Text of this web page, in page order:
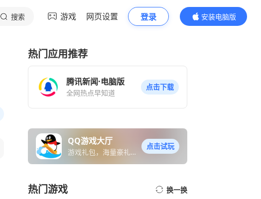
搜索 游戏 网页设置 登录
安装电脑版
内容更精彩
热门应用推荐
腾讯新闻·电脑版
全网热点早知道
点击下载
QQ游戏大厅
游戏礼包，海量豪礼免
点击试玩
热门游戏 换一换